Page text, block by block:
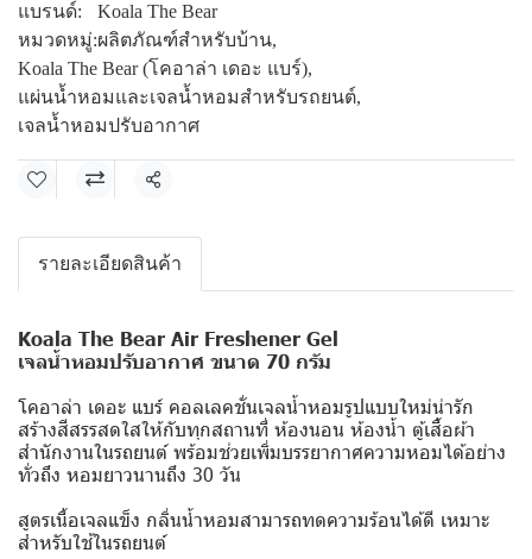
แบรนด์:
Koala The Bear
หมวดหมู่:ผลิตภัณฑ์สำหรับบ้าน,
Koala The Bear (โคอาล่า เดอะ แบร์),
แผ่นน้ำหอมและเจลน้ำหอมสำหรับรถยนต์,
เจลน้ำหอมปรับอากาศ
แชร์
รายละเอียดสินค้า
Koala The Bear Air Freshener Gel
เจลน้ำหอมปรับอากาศ ขนาด 70 กรัม
โคอาล่า เดอะ แบร์ คอลเลคชั่นเจลน้ำหอมรูปแบบใหม่น่ารัก
สร้างสีสรรสดใสให้กับทุกสถานที่ ห้องนอน ห้องน้ำ ตู้เสื้อผ้า
สำนักงานในรถยนต์ พร้อมช่วยเพิ่มบรรยากาศความหอมได้อย่าง
ทั่วถึง หอมยาวนานถึง 30 วัน
สูตรเนื้อเจลแข็ง กลิ่นน้ำหอมสามารถทดความร้อนได้ดี เหมาะ
สำหรับใช้ในรถยนต์